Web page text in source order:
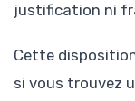
justification ni
Cette
si vous trouvez